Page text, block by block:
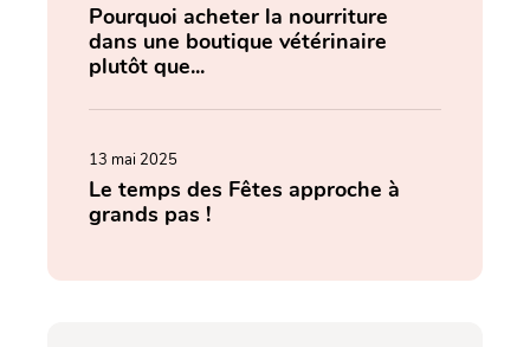
Pourquoi acheter la nourriture
dans une boutique vétérinaire
plutôt que...
13 mai 2025
Le temps des Fêtes approche à
grands pas !